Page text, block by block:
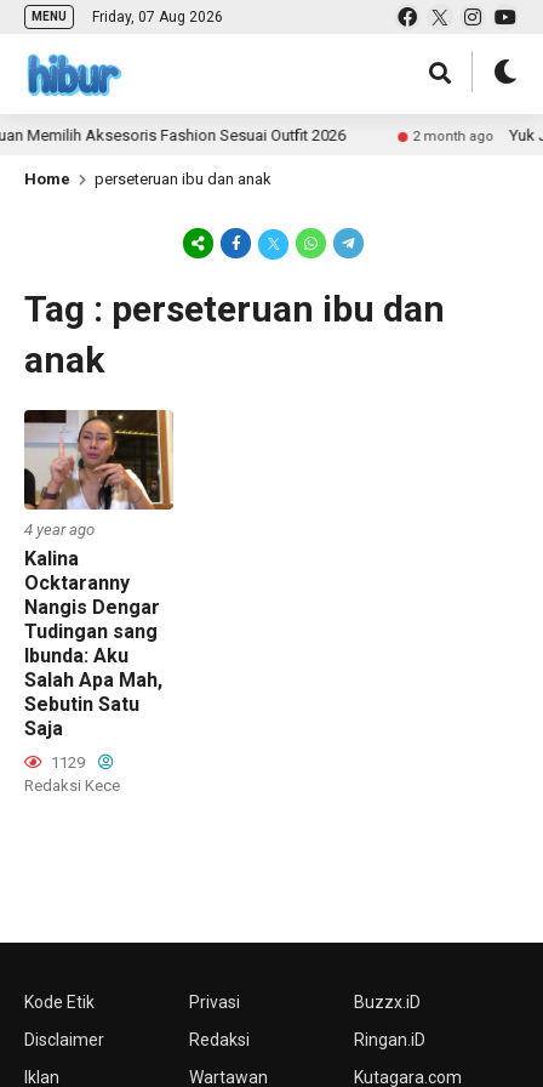
MENU Friday, 07 Aug 2026
Memilih Aksesoris Fashion Sesuai Outfit 2026 2 month ago Yuk
Home perseteruan ibu dan anak
Tag : perseteruan ibu dan
anak
4 year ago
Kalina
Ocktaranny
Nangis Dengar
Tudingan sang
Ibunda: Aku
Salah Apa Mah,
Sebutin Satu
Saja
1129
Redaksi Kece
Kode Etik
Disclaimer
Iklan
Privasi
Redaksi
Wartawan
Buzzx.iD
Ringan.iD
Kutagara.com